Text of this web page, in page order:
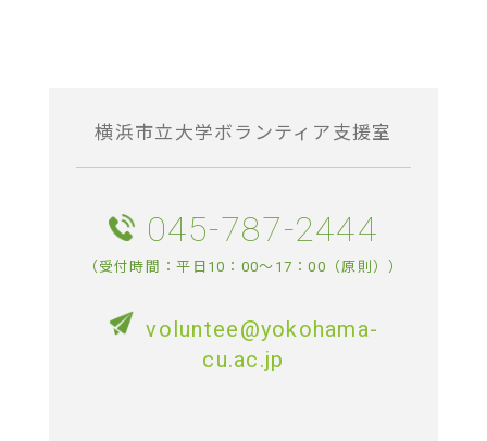
横浜市立大学ボランティア支援室
045-787-2444
（受付時間：平日10：00～17：00（原則））
voluntee@yokohama-
cu.ac.jp